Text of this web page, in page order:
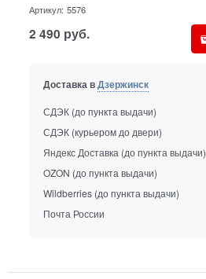
Артикул: 5576
2 490 руб.
Доставка вДзержинск
СДЭК (до пункта выдачи)
СДЭК (курьером до двери)
Яндекс Доставка (до пункта выдачи)
OZON (до пункта выдачи)
Wildberries (до пункта выдачи)
Почта России